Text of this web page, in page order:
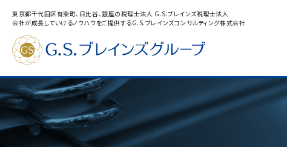
東京都千代田区有楽町、日比谷、銀座の税理士法人 G.S.ブレインズ税理士法人
会社が成長していけるノウハウをご提供するG.S.ブレインズコンサルティング株式会社